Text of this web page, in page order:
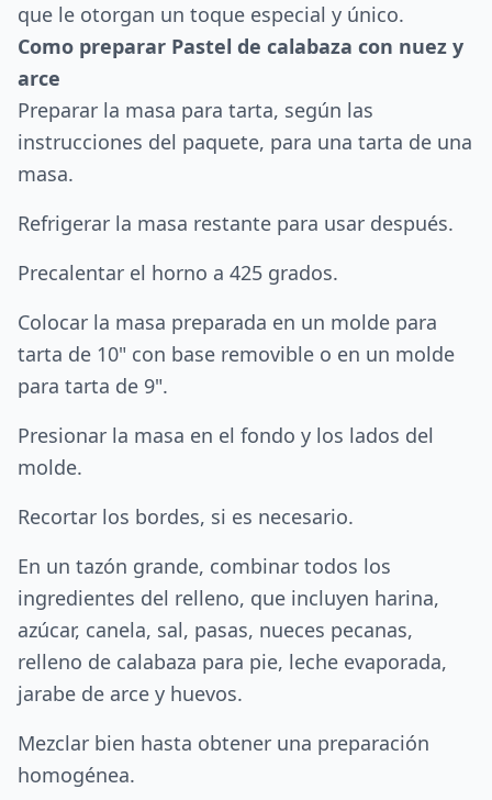
que le otorgan un toque especial y único.
Como preparar Pastel de calabaza con nuez y
arce
Preparar la masa para tarta, según las
instrucciones del paquete, para una tarta de una
masa.
Refrigerar la masa restante para usar después.
Precalentar el horno a 425 grados.
Colocar la masa preparada en un molde para
tarta de 10" con base removible o en un molde
para tarta de 9".
Presionar la masa en el fondo y los lados del
molde.
Recortar los bordes, si es necesario.
En un tazón grande, combinar todos los
ingredientes del relleno, que incluyen harina,
azúcar, canela, sal, pasas, nueces pecanas,
relleno de calabaza para pie, leche evaporada,
jarabe de arce y huevos.
Mezclar bien hasta obtener una preparación
homogénea.